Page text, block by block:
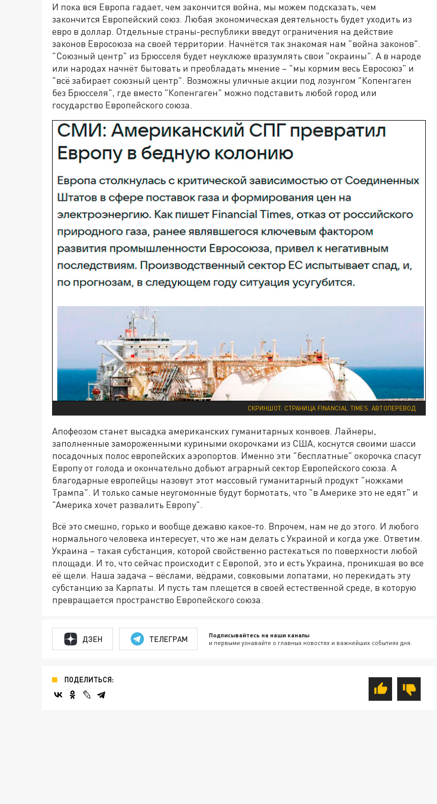
И пока вся Европа гадает, чем закончится война, мы можем подсказать, чем
закончится Европейский союз. Любая экономическая деятельность будет уходить из
евро в доллар. Отдельные страны-республики введут ограничения на действие
законов Евросоюза на своей территории. Начнётся так знакомая нам "война законов".
"Союзный центр" из Брюсселя будет неуклюже вразумлять свои "окраины". А в народе
или народах начнёт бытовать и преобладать мнение – "мы кормим весь Евросоюз" и
"всё забирает союзный центр". Возможны уличные акции под лозунгом "Копенгаген
без Брюсселя", где вместо "Копенгаген" можно подставить любой город или
государство Европейского союза.
СКРИНШОТ: СТРАНИЦА FINANCIAL TIMES. АВТОПЕРЕВОД
Апофеозом станет высадка американских гуманитарных конвоев. Лайнеры,
заполненные замороженными куриными окорочками из США, коснутся своими шасси
посадочных полос европейских аэропортов. Именно эти "бесплатные" окорочка спасут
Европу от голода и окончательно добьют аграрный сектор Европейского союза. А
благодарные европейцы назовут этот массовый гуманитарный продукт "ножками
Трампа". И только самые неугомонные будут бормотать, что "в Америке это не едят" и
"Америка хочет развалить Европу".
Всё это смешно, горько и вообще дежавю какое-то. Впрочем, нам не до этого. И любого
нормального человека интересует, что же нам делать с Украиной и когда уже. Ответим.
Украина – такая субстанция, которой свойственно растекаться по поверхности любой
площади. И то, что сейчас происходит с Европой, это и есть Украина, проникшая во все
её щели. Наша задача – вёслами, вёдрами, совковыми лопатами, но перекидать эту
субстанцию за Карпаты. И пусть там плещется в своей естественной среде, в которую
превращается пространство Европейского союза.
ДЗЕН ТЕЛЕГРАМ Подписывайтесь на наши каналы
и первыми узнавайте о главных новостях и важнейших событиях дня.
ПОДЕЛИТЬСЯ: